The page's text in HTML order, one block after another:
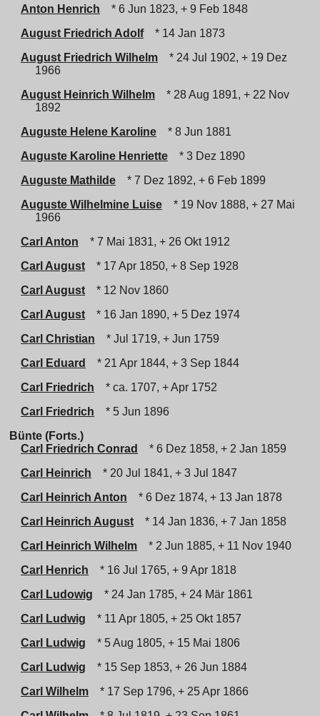
Anton Henrich
* 6 Jun 1823, + 9 Feb 1848
August Friedrich Adolf
* 14 Jan 1873
August Friedrich Wilhelm
* 24 Jul 1902, + 19 Dez
1966
August Heinrich Wilhelm
* 28 Aug 1891, + 22 Nov
1892
Auguste Helene Karoline
* 8 Jun 1881
Auguste Karoline Henriette
* 3 Dez 1890
Auguste Mathilde
* 7 Dez 1892, + 6 Feb 1899
Auguste Wilhelmine Luise
* 19 Nov 1888, + 27 Mai
1966
Carl Anton
* 7 Mai 1831, + 26 Okt 1912
Carl August
* 17 Apr 1850, + 8 Sep 1928
Carl August
* 12 Nov 1860
Carl August
* 16 Jan 1890, + 5 Dez 1974
Carl Christian
* Jul 1719, + Jun 1759
Carl Eduard
* 21 Apr 1844, + 3 Sep 1844
Carl Friedrich
* ca. 1707, + Apr 1752
Carl Friedrich
* 5 Jun 1896
Bünte (Forts.)
Carl Friedrich Conrad
* 6 Dez 1858, + 2 Jan 1859
Carl Heinrich
* 20 Jul 1841, + 3 Jul 1847
Carl Heinrich Anton
* 6 Dez 1874, + 13 Jan 1878
Carl Heinrich August
* 14 Jan 1836, + 7 Jan 1858
Carl Heinrich Wilhelm
* 2 Jun 1885, + 11 Nov 1940
Carl Henrich
* 16 Jul 1765, + 9 Apr 1818
Carl Ludowig
* 24 Jan 1785, + 24 Mär 1861
Carl Ludwig
* 11 Apr 1805, + 25 Okt 1857
Carl Ludwig
* 5 Aug 1805, + 15 Mai 1806
Carl Ludwig
* 15 Sep 1853, + 26 Jun 1884
Carl Wilhelm
* 17 Sep 1796, + 25 Apr 1866